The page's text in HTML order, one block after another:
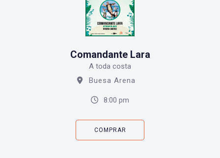
Comandante Lara
A toda costa
Buesa Arena
8:00 pm
COMPRAR